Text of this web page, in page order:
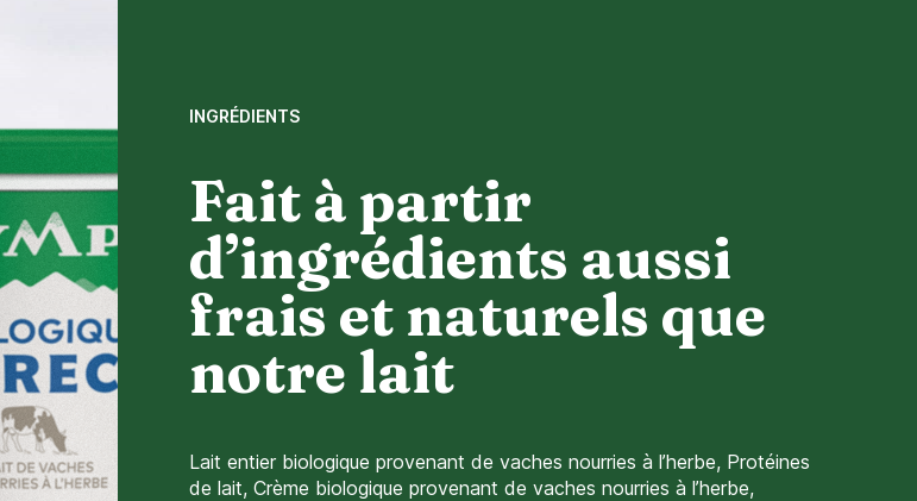
INGRÉDIENTS
Fait à partir
d’ingrédients aussi
frais et naturels que
notre lait
Lait entier biologique provenant de vaches nourries à l’herbe, Protéines
de lait, Crème biologique provenant de vaches nourries à l’herbe,